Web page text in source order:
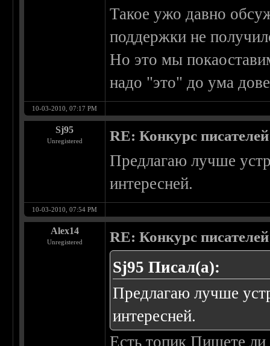
Такое ужо давно
поддержки не
Но это мы
надо "это" до ума
10-03-2010, 07:17 PM
Sj95
Unregistered RE: Конкурс писателей
Предлагаю лучше
интересней.
10-03-2010, 07:54 PM
Alex14
Unregistered RE: Конкурс писателей
Sj95 Писал(а):
Предлагаю лучше
интересней.
Есть топик Пишете ли